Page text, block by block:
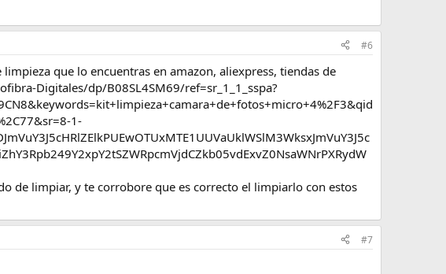
#6
que lo encuentras en amazon, aliexpress, tiendas de
Digitales/dp/B08SL4SM69/ref=sr_1_1_sspa?
1-
de limpiar, y te corrobore que es correcto el limpiarlo con estos
#7